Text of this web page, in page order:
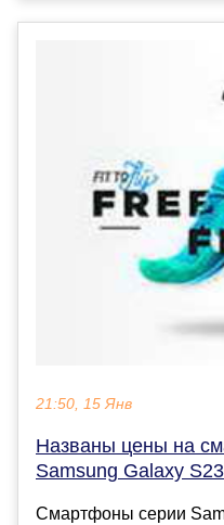
21:50, 15 Янв
Названы цены на
Samsung Galaxy S23
Смартфоны серии